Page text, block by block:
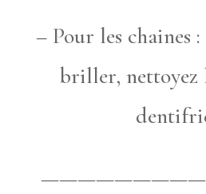
– Pour les chaines
briller, nettoyez